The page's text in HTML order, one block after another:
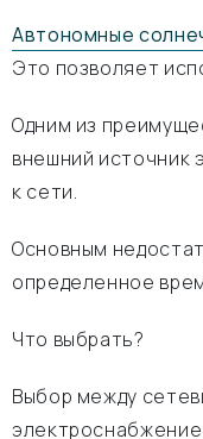
Автономные
Это позволяет
Одним из
внешний источник
к сети.
Основным
определенное
Что выбрать?
Выбор между